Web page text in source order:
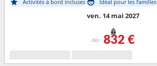
Activités à bord incluses Idéal pour les familles
ven. 14 mai 2027
dès 832 €